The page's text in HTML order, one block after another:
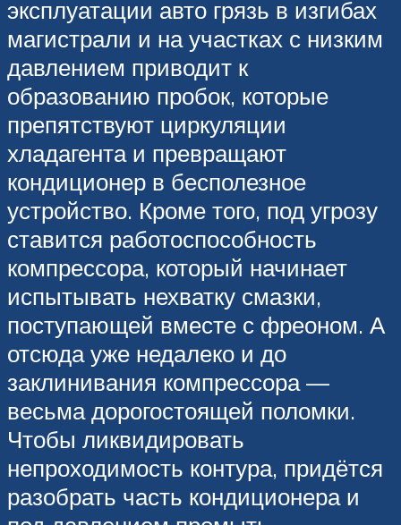
эксплуатации авто грязь в изгибах
магистрали и на участках с низким
давлением приводит к
образованию пробок, которые
препятствуют циркуляции
хладагента и превращают
кондиционер в бесполезное
устройство. Кроме того, под угрозу
ставится работоспособность
компрессора, который начинает
испытывать нехватку смазки,
поступающей вместе с фреоном. А
отсюда уже недалеко и до
заклинивания компрессора —
весьма дорогостоящей поломки.
Чтобы ликвидировать
непроходимость контура, придётся
разобрать часть кондиционера и